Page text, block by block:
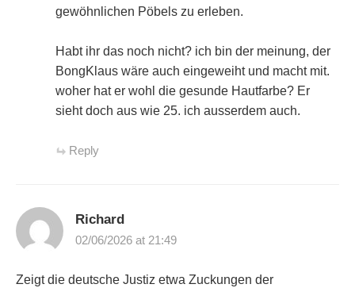
gewöhnlichen Pöbels zu erleben.
Habt ihr das noch nicht? ich bin der meinung, der
BongKlaus wäre auch eingeweiht und macht mit.
woher hat er wohl die gesunde Hautfarbe? Er
sieht doch aus wie 25. ich ausserdem auch.
Reply
Richard
02/06/2026 at 21:49
Zeigt die deutsche Justiz etwa Zuckungen der